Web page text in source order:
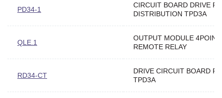
PD34-1
CIRCUIT BOARD DRIVE
DISTRIBUTION TPD3A
QLE.1
OUTPUT MODULE 4POINT
REMOTE RELAY
RD34-CT
DRIVE CIRCUIT BOARD
TPD3A